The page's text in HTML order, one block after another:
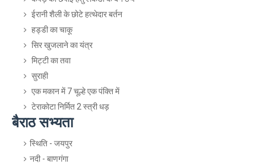
ईरानी शैली के छोटे हत्थेदार बर्तन
हड्डी का चाकू
सिर खुजलाने का यंत्र
मिट्टी का तवा
सुराही
एक मकान में 7 चूल्हे एक पंक्ति में
टेराकोटा निर्मित 2 स्त्री धड़
बैराठ सभ्यता
स्थिति - जयपुर
नदी - बाणगंगा